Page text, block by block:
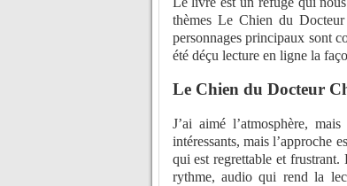
thèmes Le Chien du
personnages principaux sont
été déçu lecture en ligne la
Le Chien du Docteur
J’ai aimé l’atmosphère,
intéressants, mais l’approche
qui est regrettable et
rythme, audio qui rend la